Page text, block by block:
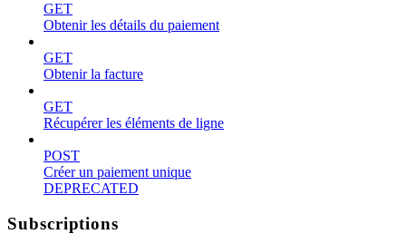
GET
Obtenir les détails du paiement
GET
Obtenir la facture
GET
Récupérer les éléments de ligne
POST
Créer un paiement unique
DEPRECATED
Subscriptions